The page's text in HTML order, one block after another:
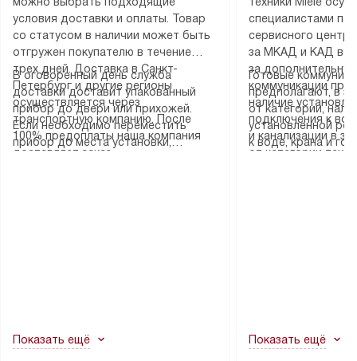
условия доставки и оплаты. Товар
со статусом в наличии может быть
отгружен покупателю в течение
трех дней. Доставка в Санкт-
Петербург и другие регионы
осуществляется через
транспортную компанию. После
100% предоплаты наша компания
доставляет заказ
В оговоренный день служба
доставки доставит упакованный
прибор до двери или прихожей.
Если необходимо переместить
прибор до места установки,
в гарантийном ремонте в будущем.
Показать ещё
специалистами
сервисного
за МКАД и КАД
за
коммуникации
наличие
подключения к
и канализации в
от категории
Готовые
предполагают, в
от категории,
установленной
к воде, крана и
не включаются:
Показать ещё